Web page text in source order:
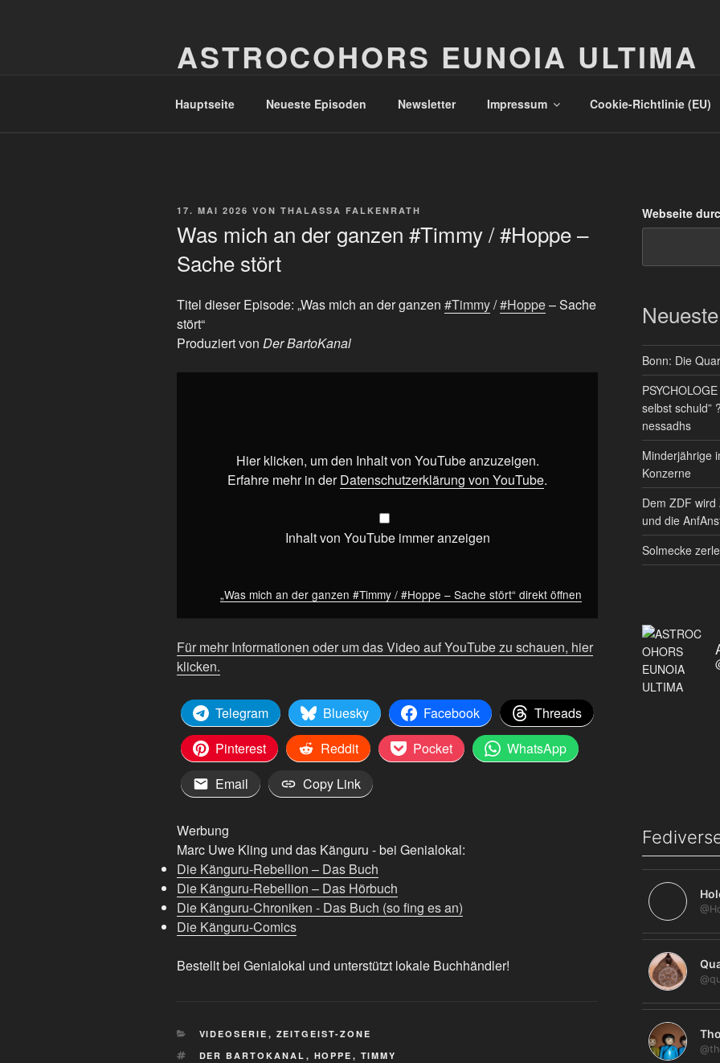
ASTROCOHORS EUNOIA ULTIMA
Hauptseite Neueste Episoden Newsletter Impressum Cookie-Richtlinie (EU)
VERÖFFENTLICHT
17. MAI 2026 VON THALASSA FALKENRATH
Was mich an der ganzen #Timmy / #Hoppe –
Sache stört
Titel dieser Episode: „Was mich an der ganzen #Timmy/#Hoppe– Sache
stört“
Produziert von Der BartoKanal
Hier klicken, um den Inhalt von YouTube anzuzeigen.
Erfahre mehr in derDatenschutzerklärung von YouTube.
Inhalt von YouTube immer anzeigen
„Was mich an der ganzen #Timmy / #Hoppe – Sache stört“ direkt öffnen
Für mehr Informationen oder um das Video auf YouTube zu schauen, hier
klicken.
Telegram Bluesky Facebook
Threads
Pinterest
Reddit Pocket
WhatsApp
Email
Copy Link
Werbung
Marc Uwe Kling und das Känguru - bei Genialokal:
Die Känguru-Rebellion – Das Buch
Die Känguru-Rebellion – Das Hörbuch
Die Känguru-Chroniken - Das Buch (so fing es an)
Die Känguru-Comics
Bestellt bei Genialokal und unterstützt lokale Buchhändler!
KATEGORIEN
VIDEOSERIE , ZEITGEIST-ZONE
SCHLAGWÖRTER
DER BARTOKANAL , HOPPE , TIMMY
Webseite
Bonn: Die
selbst schuld”
nessadhs
Minderjährige
Konzerne
Dem ZDF
und die
Solmecke